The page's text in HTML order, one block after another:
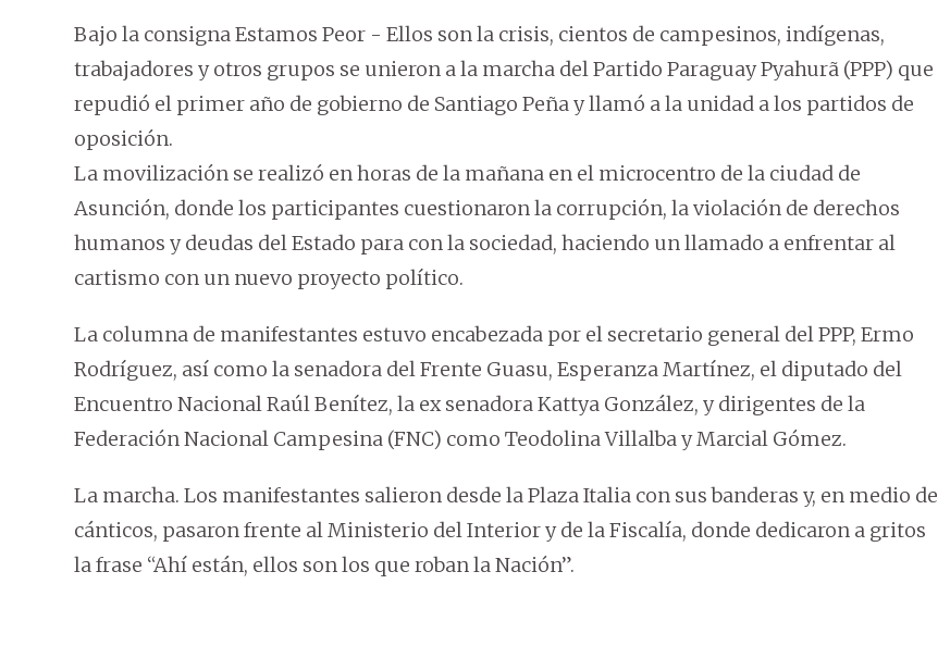
Bajo la consigna Estamos Peor - Ellos son la crisis, cientos de campesinos, indígenas,
trabajadores y otros grupos se unieron a la marcha del Partido Paraguay Pyahurã (PPP) que
repudió el primer año de gobierno de Santiago Peña y llamó a la unidad a los partidos de
oposición.
La movilización se realizó en horas de la mañana en el microcentro de la ciudad de
Asunción, donde los participantes cuestionaron la corrupción, la violación de derechos
humanos y deudas del Estado para con la sociedad, haciendo un llamado a enfrentar al
cartismo con un nuevo proyecto político.
La columna de manifestantes estuvo encabezada por el secretario general del PPP, Ermo
Rodríguez, así como la senadora del Frente Guasu, Esperanza Martínez, el diputado del
Encuentro Nacional Raúl Benítez, la ex senadora Kattya González, y dirigentes de la
Federación Nacional Campesina (FNC) como Teodolina Villalba y Marcial Gómez.
La marcha. Los manifestantes salieron desde la Plaza Italia con sus banderas y, en medio de
cánticos, pasaron frente al Ministerio del Interior y de la Fiscalía, donde dedicaron a gritos
la frase “Ahí están, ellos son los que roban la Nación”.